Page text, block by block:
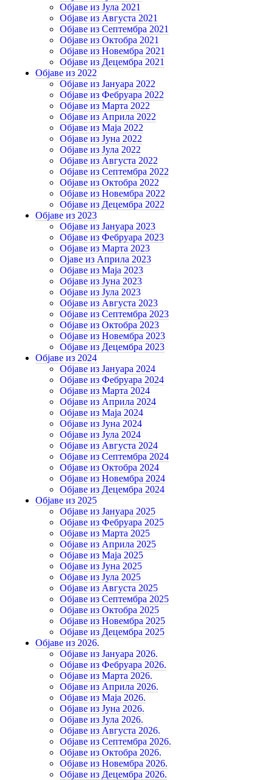
Објаве из Јула 2021
Објаве из Августа 2021
Објаве из Септембра 2021
Објаве из Октобра 2021
Објаве из Новембра 2021
Објаве из Децембра 2021
Објаве из 2022
Објаве из Јануара 2022
Објаве из Фебруара 2022
Објаве из Марта 2022
Објаве из Априла 2022
Објаве из Маја 2022
Објаве из Јуна 2022
Објаве из Јула 2022
Објаве из Августа 2022
Објаве из Септембра 2022
Објаве из Октобра 2022
Објаве из Новембра 2022
Објаве из Децембра 2022
Објаве из 2023
Објаве из Јануара 2023
Објаве из Фебруара 2023
Објаве из Марта 2023
Ојаве из Априла 2023
Објаве из Маја 2023
Објаве из Јуна 2023
Објаве из Јула 2023
Објаве из Августа 2023
Објаве из Септембра 2023
Објаве из Октобра 2023
Објаве из Новембра 2023
Објаве из Децембра 2023
Објаве из 2024
Објаве из Јануара 2024
Објаве из Фебруара 2024
Објаве из Марта 2024
Објаве из Априла 2024
Објаве из Маја 2024
Објаве из Јуна 2024
Објаве из Јула 2024
Објаве из Августа 2024
Објаве из Септембра 2024
Објаве из Октобра 2024
Објаве из Новембра 2024
Објаве из Децембра 2024
Објаве из 2025
Објаве из Јануара 2025
Објаве из Фебруара 2025
Објаве из Марта 2025
Објаве из Априла 2025
Објаве из Маја 2025
Објаве из Јуна 2025
Објаве из Јула 2025
Објаве из Августа 2025
Објаве из Септембра 2025
Објаве из Октобра 2025
Објаве из Новембра 2025
Објаве из Децембра 2025
Објаве из 2026.
Објаве из Јануара 2026.
Објаве из Фебруара 2026.
Објаве из Марта 2026.
Објаве из Априла 2026.
Објаве из Маја 2026.
Објаве из Јуна 2026.
Објаве из Јула 2026.
Објаве из Августа 2026.
Објаве из Септембра 2026.
Објаве из Октобра 2026.
Објаве из Новембра 2026.
Објаве из Децембра 2026.